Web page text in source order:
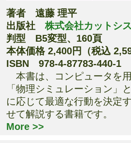
著者 遠藤 理平
出版社株式会社カットシ
判型 B5変型、160頁
本体価格 2,400円（税込
ISBN 978-4-87783-440-1
本書は、コンピュータを
「物理シミュレーション」
に応じて最適な行動を決定
せて解説する書籍です。
More >>